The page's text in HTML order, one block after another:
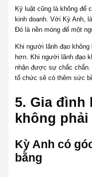
Kỷ luật cũng là không để
kinh doanh. Với Kỳ Anh,
Đó là nền móng để một
Khi người lãnh đạo
hơn. Khi người lãnh đạo
nhận được sự chắc chắn.
tổ chức sẽ có thêm sức
5. Gia đình
không phải
Kỳ Anh có
bằng